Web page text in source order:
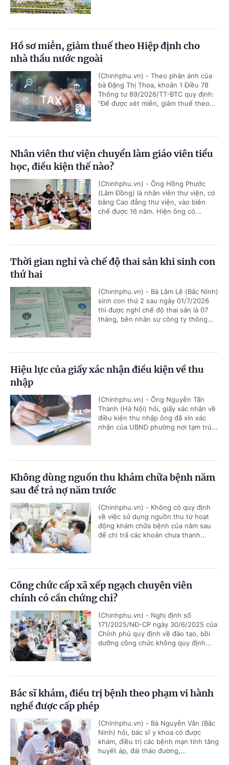
Hồ sơ miễn, giảm thuế theo Hiệp định cho
nhà thầu nước ngoài
(Chinhphu.vn) - Theo phản ánh của
bà Đặng Thị Thoa, khoản 1 Điều 78
Thông tư 89/2026/TT-BTC quy định:
"Để được xét miễn, giảm thuế theo...
Nhân viên thư viện chuyển làm giáo viên tiểu
học, điều kiện thế nào?
(Chinhphu.vn) - Ông Hồng Phước
(Lâm Đồng) là nhân viên thư viện, có
bằng Cao đẳng thư viện, vào biên
chế được 16 năm. Hiện ông có...
Thời gian nghỉ và chế độ thai sản khi sinh con
thứ hai
(Chinhphu.vn) - Bà Lâm Lê (Bắc Ninh)
sinh con thứ 2 sau ngày 01/7/2026
thì được nghỉ chế độ thai sản là 07
tháng, bên nhân sự công ty thông...
Hiệu lực của giấy xác nhận điều kiện về thu
nhập
(Chinhphu.vn) - Ông Nguyễn Tấn
Thành (Hà Nội) hỏi, giấy xác nhận về
điều kiện thu nhập ông đã xin xác
nhận của UBND phường nơi tạm trú...
Không dùng nguồn thu khám chữa bệnh năm
sau để trả nợ năm trước
(Chinhphu.vn) - Không có quy định
về việc sử dụng nguồn thu từ hoạt
động khám chữa bệnh của năm sau
để chi trả các khoản chưa thanh...
Công chức cấp xã xếp ngạch chuyên viên
chính có cần chứng chỉ?
(Chinhphu.vn) - Nghị định số
171/2025/NĐ-CP ngày 30/6/2025 của
Chính phủ quy định về đào tạo, bồi
dưỡng công chức không quy định...
Bác sĩ khám, điều trị bệnh theo phạm vi hành
nghề được cấp phép
(Chinhphu.vn) - Bà Nguyễn Vân (Bắc
Ninh) hỏi, bác sĩ y khoa có được
khám, điều trị các bệnh mạn tính tăng
huyết áp, đái tháo đường,...